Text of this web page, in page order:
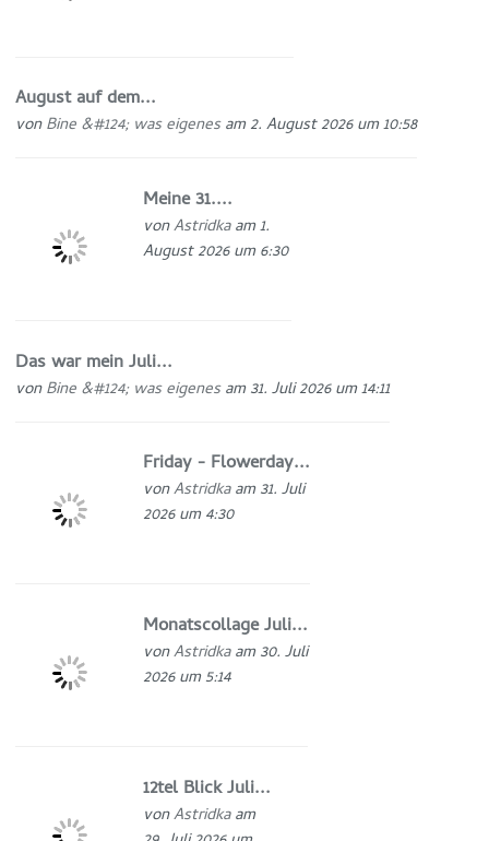
August auf dem...
vonBine &#124; was eigenesam 2. August 2026 um 10:58
Meine 31....
vonAstridkaam 1.
August 2026 um 6:30
Das war mein Juli...
vonBine &#124; was eigenesam 31. Juli 2026 um 14:11
Friday - Flowerday...
vonAstridkaam 31. Juli
2026 um 4:30
Monatscollage Juli...
vonAstridkaam 30. Juli
2026 um 5:14
12tel Blick Juli...
vonAstridkaam